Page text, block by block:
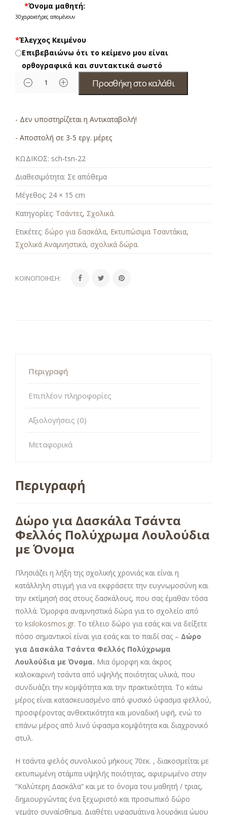
*Όνομα μαθητή:
30χαρακτήρες απομένουν
*Έλεγχος Κειμένου
Επιβεβαιώνω ότι το κείμενο μου είναι
ορθογραφικά και συντακτικά σωστό
Προσθήκη στο καλάθι
- Δεν υποστηρίζεται η Αντικαταβολή!
- Αποστολή σε 3-5 εργ. μέρες
ΚΩΔΙΚΟΣ: sch-tsn-22
Διαθεσιμότητα: Σε απόθεμα
Μέγεθος: 24 × 15 cm
Κατηγορίες: Τσάντες, Σχολικά.
Ετικέτες: δώρο για δασκάλα, Εκτυπώσιμα Τσαντάκια,
Σχολικά Αναμνηστικά, σχολικά δώρα.
ΚΟΙΝΟΠΟΊΗΣΗ:
Περιγραφή
Επιπλέον πληροφορίες
Αξιολογήσεις (0)
Μεταφορικά
Περιγραφή
Δώρο για Δασκάλα Τσάντα
Φελλός Πολύχρωμα Λουλούδια
με Όνομα
Πλησιάζει η λήξη της σχολικής χρονιάς και είναι η
κατάλληλη στιγμή για να εκφράσετε την ευγνωμοσύνη και
την εκτίμησή σας στους δασκάλους, που σας έμαθαν τόσα
πολλά. Όμορφα αναμνηστικά δώρα για το σχολείο από
το ksilokosmos.gr. Το τέλειο δώρο για εσάς και να δείξετε
πόσο σημαντικοί είναι για εσάς και το παιδί σας – Δώρο
για Δασκάλα Τσάντα Φελλός Πολύχρωμα
Λουλούδια με Όνομα. Μια όμορφη και άκρος
καλοκαιρινή τσάντα από υψηλής ποιότητας υλικά, που
συνδυάζει την κομψότητα και την πρακτικότητα. Το κάτω
μέρος είναι κατασκευασμένο από φυσικό ύφασμα φελλού,
προσφέροντας ανθεκτικότητα και μοναδική υφή, ενώ το
επάνω μέρος από λινό ύφασμα κομψότητα και διαχρονικό
στυλ.
Η τσάντα φελός συνολικού μήκους 70εκ. , διακοσμείται με
εκτυπωμένη στάμπα υψηλής ποιότητας, αφιερωμένο στην
“Καλύτερη Δασκάλα” και με το όνομα του μαθητή / τριας,
δημιουργώντας ένα ξεχωριστό και προσωπικό δώρο
γεμάτο συναίσθημα. Διαθέτει υφασμάτινα λουράκια ώμου